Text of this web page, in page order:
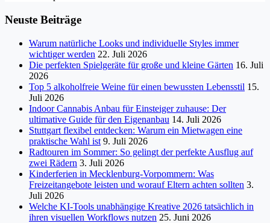
Neuste Beiträge
Warum natürliche Looks und individuelle Styles immer
wichtiger werden 22. Juli 2026
Die perfekten Spielgeräte für große und kleine Gärten 16. Juli
2026
Top 5 alkoholfreie Weine für einen bewussten Lebensstil 15.
Juli 2026
Indoor Cannabis Anbau für Einsteiger zuhause: Der
ultimative Guide für den Eigenanbau 14. Juli 2026
Stuttgart flexibel entdecken: Warum ein Mietwagen eine
praktische Wahl ist 9. Juli 2026
Radtouren im Sommer: So gelingt der perfekte Ausflug auf
zwei Rädern 3. Juli 2026
Kinderferien in Mecklenburg-Vorpommern: Was
Freizeitangebote leisten und worauf Eltern achten sollten 3.
Juli 2026
Welche KI-Tools unabhängige Kreative 2026 tatsächlich in
ihren visuellen Workflows nutzen 25. Juni 2026